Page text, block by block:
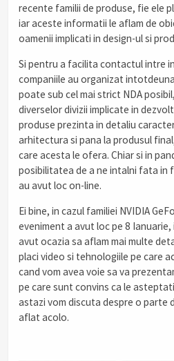
recente familii de produse, fie ele
iar aceste informatii le aflam de
oamenii implicati in design-ul si
Si pentru a facilita contactul intre
companiile au organizat
poate sub cel mai strict NDA
diverselor divizii implicate in
produse prezinta in detaliu
arhitectura si pana la produsul
care acesta le ofera. Chiar si in
posibilitatea de a ne intalni fata in
au avut loc on-line.
Ei bine, in cazul familiei NVIDIA
eveniment a avut loc pe 8 Ianuarie,
avut ocazia sa aflam mai multe
placi video si tehnologiile pe care
cand vom avea voie sa va
pe care sunt convins ca le
astazi vom discuta despre o parte
aflat acolo.